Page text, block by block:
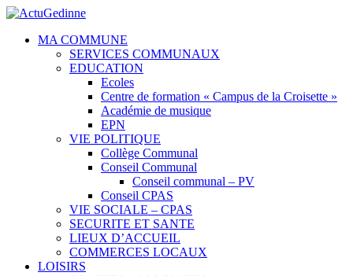
MA COMMUNE
SERVICES COMMUNAUX
EDUCATION
Ecoles
Centre de formation « Campus de la Croisette »
Académie de musique
EPN
VIE POLITIQUE
Collège Communal
Conseil Communal
Conseil communal – PV
Conseil CPAS
VIE SOCIALE – CPAS
SECURITE ET SANTE
LIEUX D’ACCUEIL
COMMERCES LOCAUX
LOISIRS